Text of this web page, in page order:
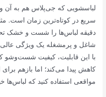
لباسشویی که جی‌پلاس هم به
دقیقه لباس‌ها را شست و خشک
شاغل و پرمشغله یک ویژگی عالی
با این قابلیت، کیفیت
کاهش پیدا می‌کند؛ اما بازهم
مواقعی استفاده کنید که لباس‌ها